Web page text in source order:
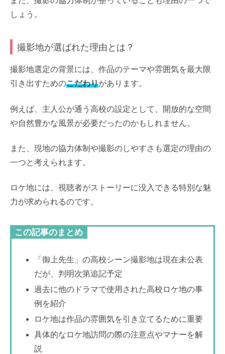
しょう。
撮影地が選ばれた理由とは？
撮影地選定の背景には、作品のテーマや雰囲気を最大限
引き出すためのこだわりがあります。
例えば、主人公が通う高校の設定として、開放的な空間
や自然豊かな風景が必要だったのかもしれません。
また、現地の協力体制や撮影のしやすさも選定の理由の
一つと考えられます。
ロケ地には、視聴者がストーリーに没入できる特別な魅
力が求められるのです。
この記事のまとめ
「御上先生」の高校シーン撮影地は現在未公表
だが、判明次第追記予定
過去に他のドラマで使用された高校ロケ地の事
例を紹介
ロケ地は作品の雰囲気を引き立てるために重要
具体的なロケ地訪問の際の注意点やマナーを解
説